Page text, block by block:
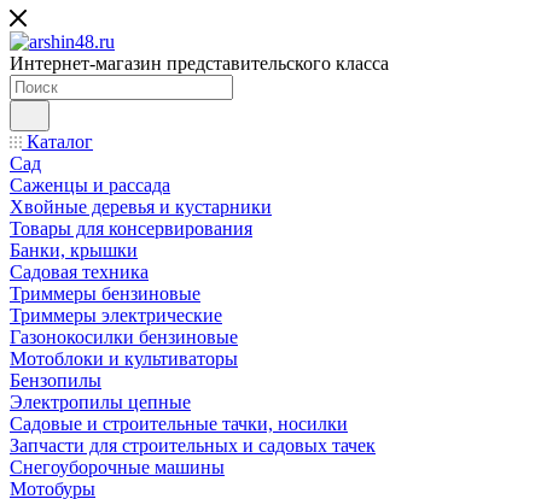
Интернет-магазин представительского класса
Каталог
Сад
Саженцы и рассада
Хвойные деревья и кустарники
Товары для консервирования
Банки, крышки
Садовая техника
Триммеры бензиновые
Триммеры электрические
Газонокосилки бензиновые
Мотоблоки и культиваторы
Бензопилы
Электропилы цепные
Садовые и строительные тачки, носилки
Запчасти для строительных и садовых тачек
Снегоуборочные машины
Мотобуры